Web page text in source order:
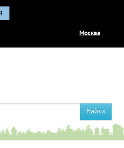
Москва
Найти